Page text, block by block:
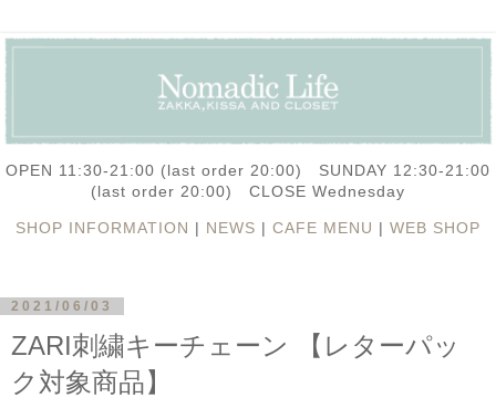
OPEN 11:30-21:00 (last order 20:00) SUNDAY 12:30-21:00
(last order 20:00) CLOSE Wednesday
SHOP INFORMATION | NEWS | CAFE MENU | WEB SHOP
2021/06/03
ZARI刺繍キーチェーン 【レターパッ
ク対象商品】